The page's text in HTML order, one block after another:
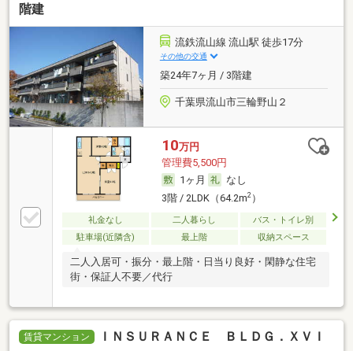
階建
流鉄流山線 流山駅 徒歩17分
その他の交通
築24年7ヶ月 / 3階建
千葉県流山市三輪野山２
10万円
管理費5,500円
1ヶ月
なし
3階 / 2LDK（64.2m2）
礼金なし 二人暮らし
バス・トイレ別
駐車場(近隣含)
最上階 収納スペース
二人入居可・振分・最上階・日当り良好・閑静な住宅
街・保証人不要／代行
賃貸マンション ＩＮＳＵＲＡＮＣＥ ＢＬＤＧ．ＸＶＩ